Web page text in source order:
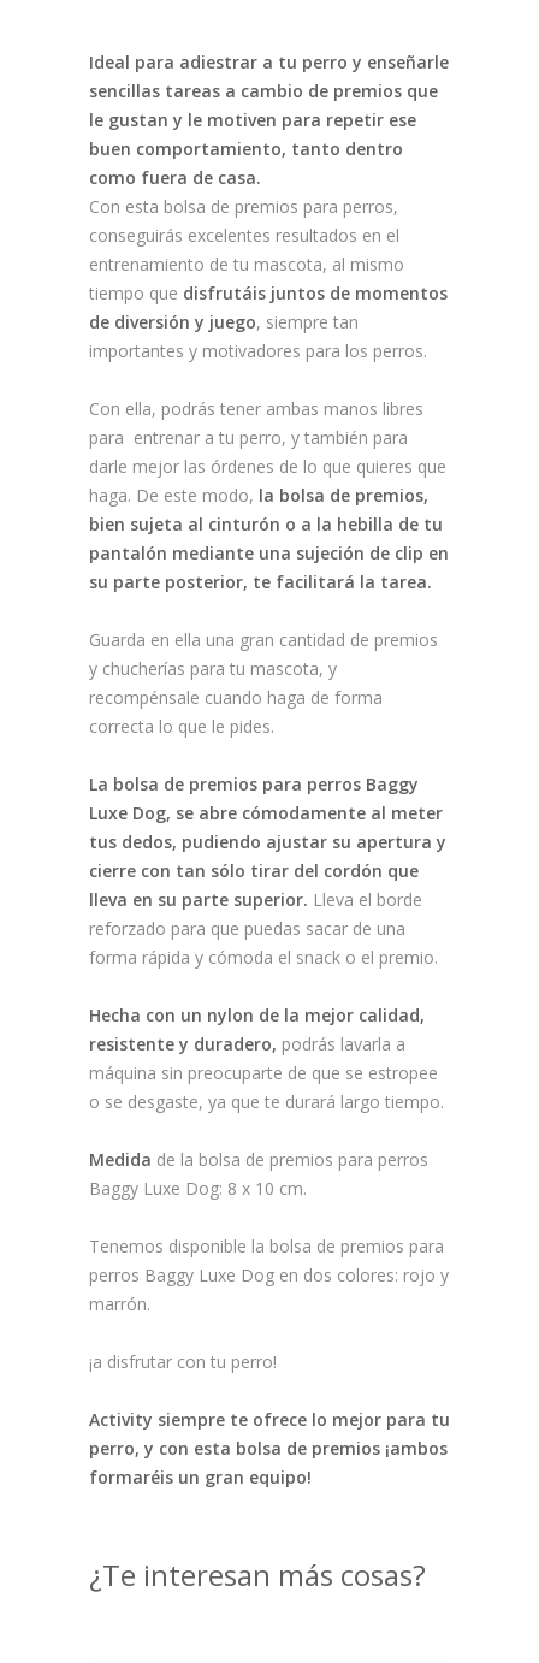
Ideal para adiestrar a tu perro y enseñarle
sencillas tareas a cambio de premios que
le gustan y le motiven para repetir ese
buen comportamiento, tanto dentro
como fuera de casa.
Con esta bolsa de premios para perros,
conseguirás excelentes resultados en el
entrenamiento de tu mascota, al mismo
tiempo que disfrutáis juntos de momentos
de diversión y juego, siempre tan
importantes y motivadores para los perros.
Con ella, podrás tener ambas manos libres
para entrenar a tu perro, y también para
darle mejor las órdenes de lo que quieres que
haga. De este modo, la bolsa de premios,
bien sujeta al cinturón o a la hebilla de tu
pantalón mediante una sujeción de clip en
su parte posterior, te facilitará la tarea.
Guarda en ella una gran cantidad de premios
y chucherías para tu mascota, y
recompénsale cuando haga de forma
correcta lo que le pides.
La bolsa de premios para perros Baggy
Luxe Dog, se abre cómodamente al meter
tus dedos, pudiendo ajustar su apertura y
cierre con tan sólo tirar del cordón que
lleva en su parte superior. Lleva el borde
reforzado para que puedas sacar de una
forma rápida y cómoda el snack o el premio.
Hecha con un nylon de la mejor calidad,
resistente y duradero, podrás lavarla a
máquina sin preocuparte de que se estropee
o se desgaste, ya que te durará largo tiempo.
Medida de la bolsa de premios para perros
Baggy Luxe Dog: 8 x 10 cm.
Tenemos disponible la bolsa de premios para
perros Baggy Luxe Dog en dos colores: rojo y
marrón.
¡a disfrutar con tu perro!
Activity siempre te ofrece lo mejor para tu
perro, y con esta bolsa de premios ¡ambos
formaréis un gran equipo!
¿Te interesan más cosas?